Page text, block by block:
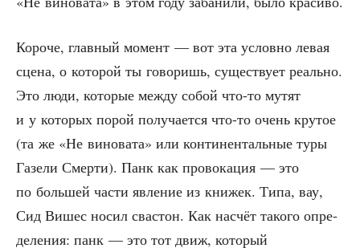
Коро­че, глав­ный момент — вот эта услов­но левая
сце­на, о кото­рой ты гово­ришь, суще­ству­ет реаль­но.
Это люди, кото­рые меж­ду собой что-то мутят
и у кото­рых порой полу­ча­ет­ся что-то очень кру­тое
(та же «Не вино­ва­та» или кон­ти­нен­таль­ные туры
Газе­ли Смер­ти). Панк как про­во­ка­ция — это
по боль­шей части явле­ние из кни­жек. Типа, вау,
Сид Вишес носил сва­стон. Как насчёт тако­го опре­
де­ле­ния: панк — это тот движ, кото­рый